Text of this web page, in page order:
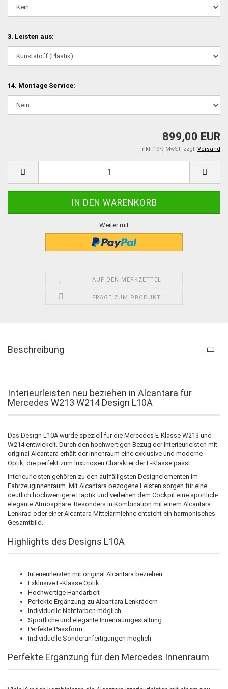
3. Leisten aus:
14. Montage Service:
899,00 EUR
inkl. 19% MwSt. zzgl. Versand
Weiter mit
AUF DEN MERKZETTEL
FRAGE ZUM PRODUKT
Beschreibung
Interieurleisten neu beziehen in Alcantara für
Mercedes W213 W214 Design L10A
Das Design L10A wurde speziell für die Mercedes E-Klasse W213 und
W214 entwickelt. Durch den hochwertigen Bezug der Interieurleisten mit
original Alcantara erhält der Innenraum eine exklusive und moderne
Optik, die perfekt zum luxuriösen Charakter der E-Klasse passt.
Interieurleisten gehören zu den auffälligsten Designelementen im
Fahrzeuginnenraum. Mit Alcantara bezogene Leisten sorgen für eine
deutlich hochwertigere Haptik und verleihen dem Cockpit eine sportlich-
elegante Atmosphäre. Besonders in Kombination mit einem Alcantara
Lenkrad oder einer Alcantara Mittelarmlehne entsteht ein harmonisches
Gesamtbild.
Highlights des Designs L10A
Interieurleisten mit original Alcantara beziehen
Exklusive E-Klasse Optik
Hochwertige Handarbeit
Perfekte Ergänzung zu Alcantara Lenkrädern
Individuelle Nahtfarben möglich
Sportliche und elegante Innenraumgestaltung
Perfekte Passform
Individuelle Sonderanfertigungen möglich
Perfekte Ergänzung für den Mercedes Innenraum